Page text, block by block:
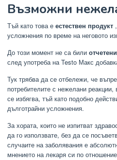
Възможни
Тъй като това е естествен продукт
усложнения по време на неговото
До този момент не са били
след употреба на Testo Макс
Тук трябва да се отбележи, че
потребителите с нежелани
се избягва, тъй като подобно
дълготрайни усложнения.
За хората, които не изпитват
да го използвате, без да се
случаите на заболявания е
мнението на лекаря си по